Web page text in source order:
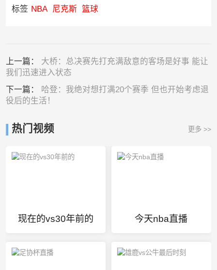
标签 NBA 尼克斯 篮球
上一篇： 大桥：总决赛先打充满敌意的客场是好事 能让
我们迅速进入状态
下一篇：
哈登：我绝对想打满20个赛季 但也开始考虑退
役后的生活！
热门视频 更多 >>
现在的vs30年前的 今天nba直播